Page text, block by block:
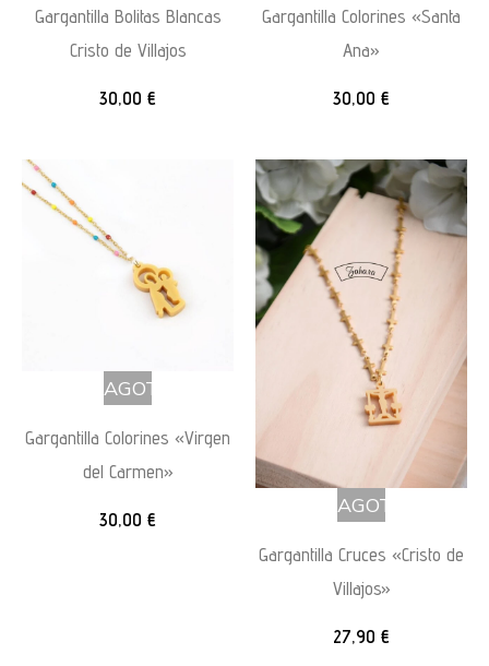
Gargantilla Bolitas Blancas
Cristo de Villajos
30,00 €
Gargantilla Colorines «Santa
Ana»
30,00 €
AGOTADO
Gargantilla Colorines «Virgen
del Carmen»
30,00 €
AGOTADO
Gargantilla Cruces «Cristo de
Villajos»
27,90 €